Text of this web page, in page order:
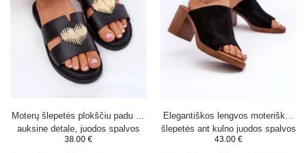
Moterų šlepetės plokščiu padu su
auksine detale, juodos spalvos
Karinma
38.00 €
Elegantiškos lengvos moteriškos
šlepetės ant kulno juodos spalvos
Varnila
43.00 €